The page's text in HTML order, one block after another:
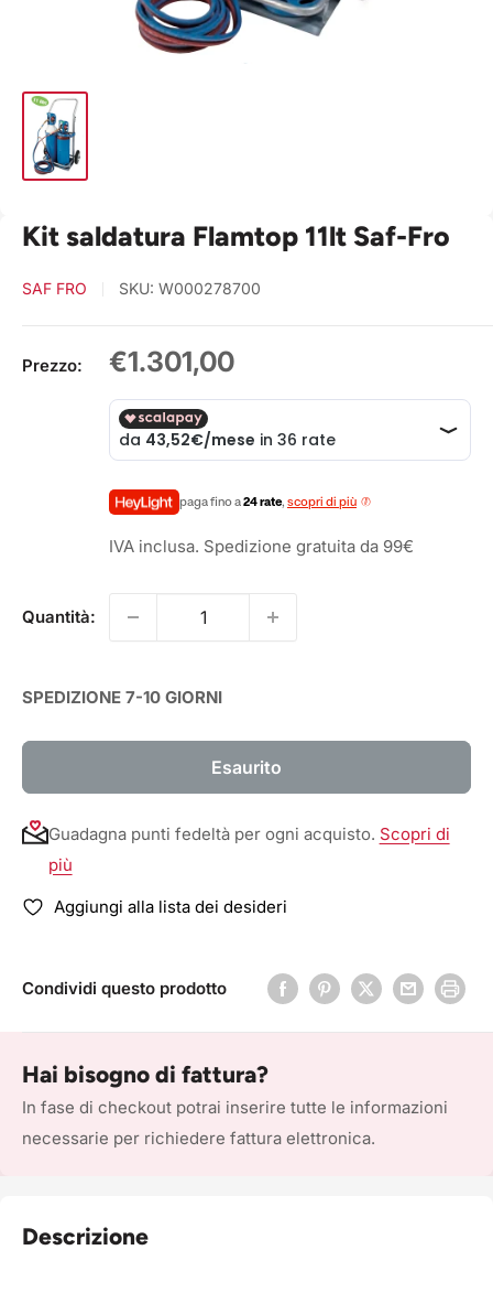
Kit saldatura Flamtop 11lt Saf-Fro
SAF FRO SKU: W000278700
Prezzo:
Prezzo
€1.301,00
paga fino a24 rate, scopri di più
IVA inclusa. Spedizione gratuita da 99€
Quantità:
SPEDIZIONE 7-10 GIORNI
Esaurito
Guadagna punti fedeltà per ogni acquisto. Scopri di
più
Aggiungi alla lista dei desideri
Condividi questo prodotto
Hai bisogno di fattura?
In fase di checkout potrai inserire tutte le informazioni
necessarie per richiedere fattura elettronica.
Descrizione